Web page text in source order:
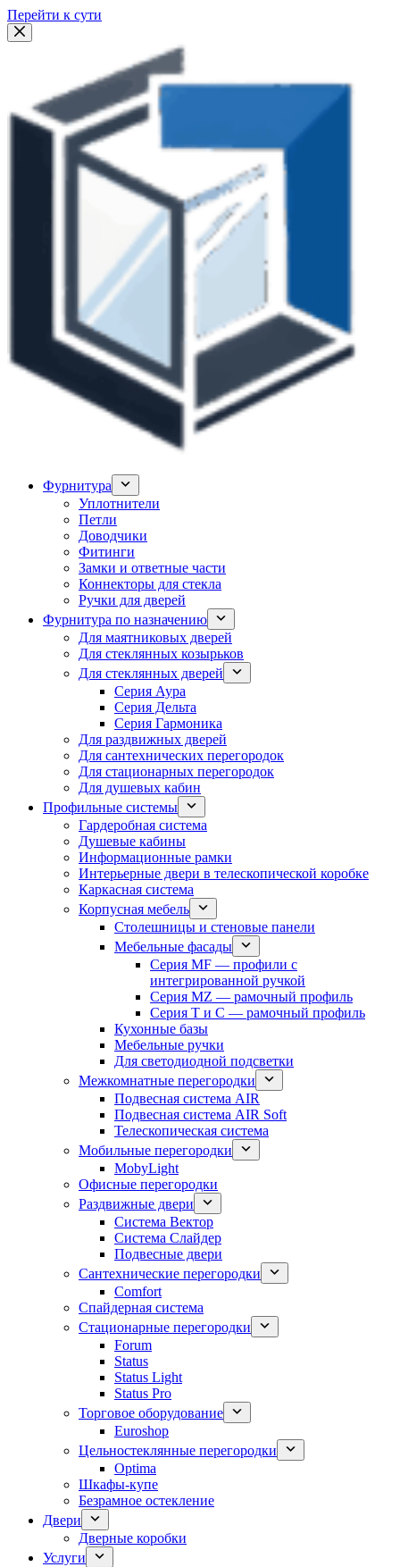
Перейти к сути
Фурнитура
Уплотнители
Петли
Доводчики
Фитинги
Замки и ответные части
Коннекторы для стекла
Ручки для дверей
Фурнитура по назначению
Для маятниковых дверей
Для стеклянных козырьков
Для стеклянных дверей
Серия Аура
Серия Дельта
Серия Гармоника
Для раздвижных дверей
Для сантехнических перегородок
Для стационарных перегородок
Для душевых кабин
Профильные системы
Гардеробная система
Душевые кабины
Информационные рамки
Интерьерные двери в телескопической коробке
Каркасная система
Корпусная мебель
Столешницы и стеновые панели
Мебельные фасады
Серия MF — профили с
интегрированной ручкой
Серия MZ — рамочный профиль
Серия T и C — рамочный профиль
Кухонные базы
Мебельные ручки
Для светодиодной подсветки
Межкомнатные перегородки
Подвесная система AIR
Подвесная система AIR Soft
Телескопическая система
Мобильные перегородки
MobyLight
Офисные перегородки
Раздвижные двери
Система Вектор
Система Слайдер
Подвесные двери
Сантехнические перегородки
Comfort
Спайдерная система
Стационарные перегородки
Forum
Status
Status Light
Status Pro
Торговое оборудование
Euroshop
Цельностеклянные перегородки
Optima
Шкафы-купе
Безрамное остекление
Двери
Дверные коробки
Услуги